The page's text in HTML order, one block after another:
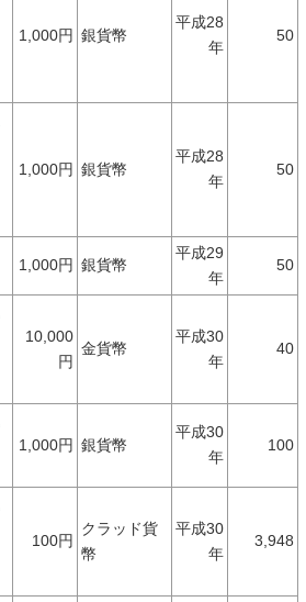
1,000円 銀貨幣
平成28
年
50
1,000円 銀貨幣
平成28
年
50
1,000円 銀貨幣
平成29
年
50
10,000
円
金貨幣
平成30
年
40
1,000円 銀貨幣
平成30
年
100
100円
クラッド貨
幣
平成30
年
3,948